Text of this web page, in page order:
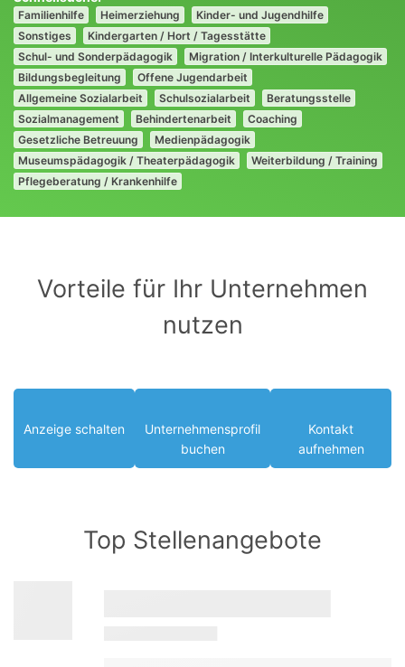
Familienhilfe Heimerziehung
Kinder- und Jugendhilfe
Sonstiges
Kindergarten / Hort / Tagesstätte
Schul- und Sonderpädagogik
Migration / Interkulturelle Pädagogik
Bildungsbegleitung
Offene Jugendarbeit
Allgemeine Sozialarbeit
Schulsozialarbeit
Beratungsstelle
Sozialmanagement
Behindertenarbeit
Coaching
Gesetzliche Betreuung
Medienpädagogik
Museumspädagogik / Theaterpädagogik
Weiterbildung / Training
Pflegeberatung / Krankenhilfe
Vorteile für Ihr Unternehmen
nutzen
Anzeige schalten
Unternehmensprofil
buchen
Kontakt
aufnehmen
Top Stellenangebote